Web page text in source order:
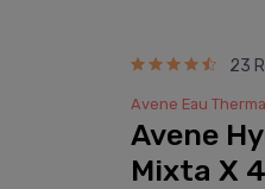
23
Avene Eau
Avene
Mixta X